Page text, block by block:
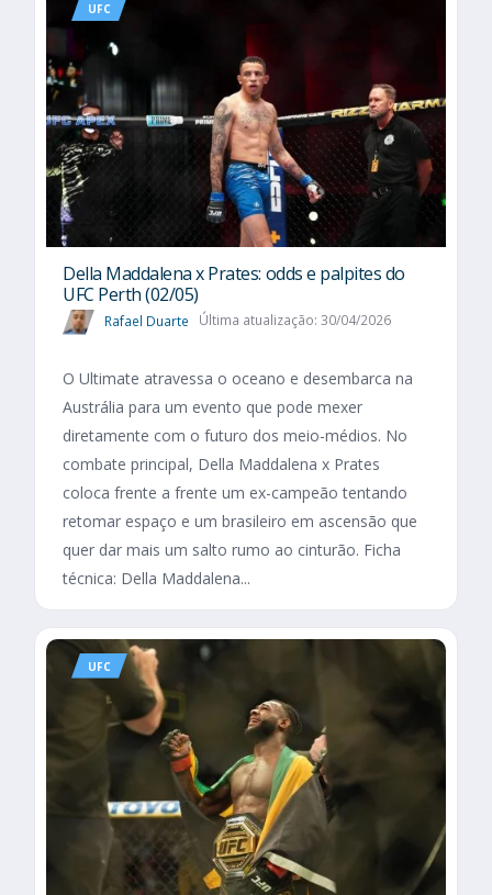
UFC
Della Maddalena x Prates: odds e palpites do
UFC Perth (02/05)
Rafael Duarte Última atualização: 30/04/2026
O Ultimate atravessa o oceano e desembarca na
Austrália para um evento que pode mexer
diretamente com o futuro dos meio-médios. No
combate principal, Della Maddalena x Prates
coloca frente a frente um ex-campeão tentando
retomar espaço e um brasileiro em ascensão que
quer dar mais um salto rumo ao cinturão. Ficha
técnica: Della Maddalena...
UFC